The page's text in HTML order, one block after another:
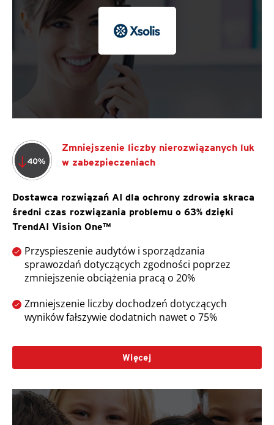
Zmniejszenie liczby nierozwiązanych luk
w zabezpieczeniach
Dostawca rozwiązań AI dla ochrony zdrowia skraca
średni czas rozwiązania problemu o 63% dzięki
TrendAI Vision One™
Przyspieszenie audytów i sporządzania
sprawozdań dotyczących zgodności poprzez
zmniejszenie obciążenia pracą o 20%
Zmniejszenie liczby dochodzeń dotyczących
wyników fałszywie dodatnich nawet o 75%
Więcej